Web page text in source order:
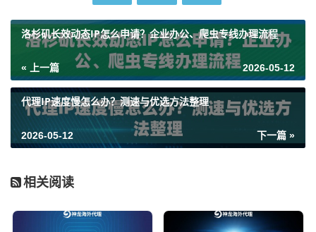
数据中心IP：这类IP来自大型数据中心，优点是速度快、
成本低、供应量大 。适合大多数常规的网络业务，比如
社交媒体管理、账户多开、一般的市场数据查看等。但
缺点是，有些对IP来源审查严格的网站（如一些电商平
台、票务网站）能识别出这类IP，可能会限制访问。
也就是我们常说的国外住宅IP。它的优势在于
高隐蔽性的业务，比如高要求的市场调研、品牌保护、
洛杉矶长效动态IP怎么申请？企业办公、爬虫专线办理流程
« 上一篇 2026-05-12
代理IP速度慢怎么办？测速与优选方法整理
下一篇 »
2026-05-12
相关阅读